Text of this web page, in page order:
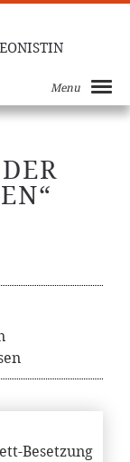
Menu
Besetzung